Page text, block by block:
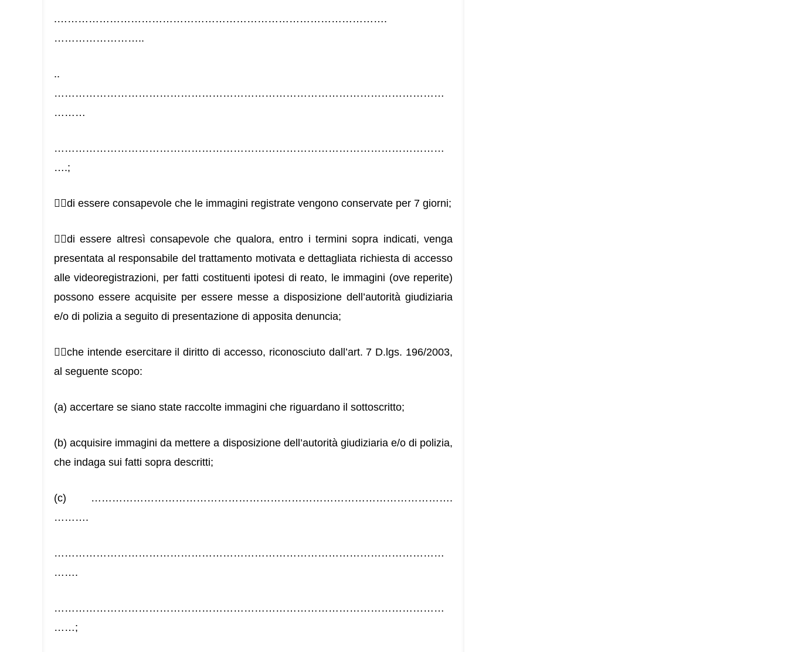
.………………………………………………………………………………….
……………………..
..
…………………………………………………………………………………………………
………
…………………………………………………………………………………………………
….;
di essere consapevole che le immagini registrate vengono conservate per 7 giorni;
di essere altresì consapevole che qualora, entro i termini sopra indicati, venga
presentata al responsabile del trattamento motivata e dettagliata richiesta di accesso
alle videoregistrazioni, per fatti costituenti ipotesi di reato, le immagini (ove reperite)
possono essere acquisite per essere messe a disposizione dell’autorità giudiziaria
e/o di polizia a seguito di presentazione di apposita denuncia;
che intende esercitare il diritto di accesso, riconosciuto dall’art. 7 D.lgs. 196/2003,
al seguente scopo:
(a) accertare se siano state raccolte immagini che riguardano il sottoscritto;
(b) acquisire immagini da mettere a disposizione dell’autorità giudiziaria e/o di polizia,
che indaga sui fatti sopra descritti;
(c) ………………………………………………………………………………………….
……….
…………………………………………………………………………………………………
…….
…………………………………………………………………………………………………
……;